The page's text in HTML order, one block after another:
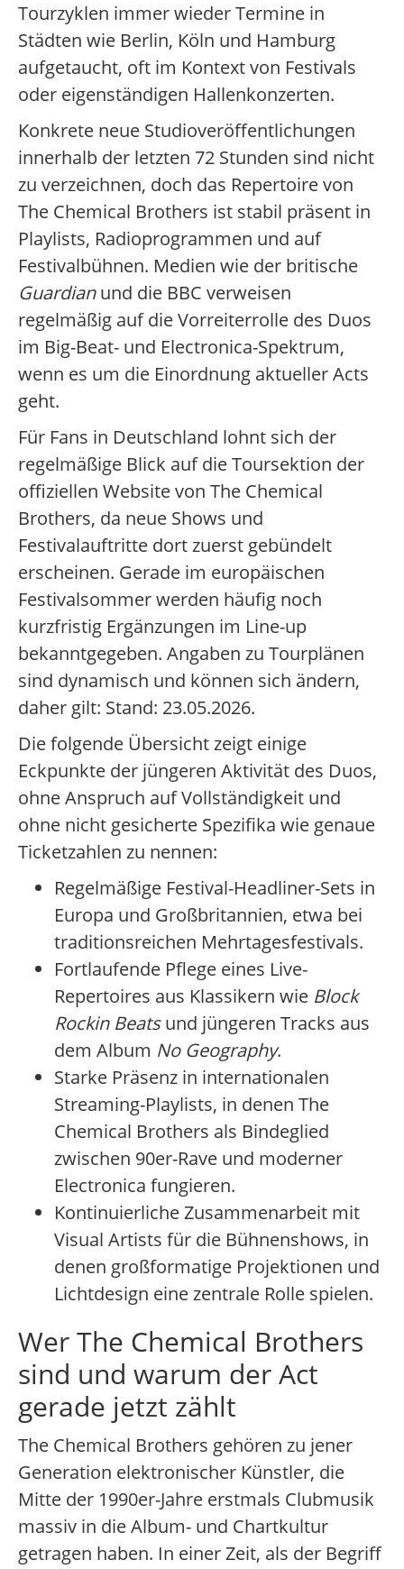
Tourzyklen immer wieder Termine in
Städten wie Berlin, Köln und Hamburg
aufgetaucht, oft im Kontext von Festivals
oder eigenständigen Hallenkonzerten.
Konkrete neue Studioveröffentlichungen
innerhalb der letzten 72 Stunden sind nicht
zu verzeichnen, doch das Repertoire von
The Chemical Brothers ist stabil präsent in
Playlists, Radioprogrammen und auf
Festivalbühnen. Medien wie der britische
Guardianund die BBC verweisen
regelmäßig auf die Vorreiterrolle des Duos
im Big-Beat- und Electronica-Spektrum,
wenn es um die Einordnung aktueller Acts
geht.
Für Fans in Deutschland lohnt sich der
regelmäßige Blick auf die Toursektion der
offiziellen Website von The Chemical
Brothers, da neue Shows und
Festivalauftritte dort zuerst gebündelt
erscheinen. Gerade im europäischen
Festivalsommer werden häufig noch
kurzfristig Ergänzungen im Line-up
bekanntgegeben. Angaben zu Tourplänen
sind dynamisch und können sich ändern,
daher gilt: Stand: 23.05.2026.
Die folgende Übersicht zeigt einige
Eckpunkte der jüngeren Aktivität des Duos,
ohne Anspruch auf Vollständigkeit und
ohne nicht gesicherte Spezifika wie genaue
Ticketzahlen zu nennen:
Regelmäßige Festival-Headliner-Sets in
Europa und Großbritannien, etwa bei
traditionsreichen Mehrtagesfestivals.
Fortlaufende Pflege eines Live-
Repertoires aus Klassikern wie Block
Rockin Beatsund jüngeren Tracks aus
dem Album No Geography.
Starke Präsenz in internationalen
Streaming-Playlists, in denen The
Chemical Brothers als Bindeglied
zwischen 90er-Rave und moderner
Electronica fungieren.
Kontinuierliche Zusammenarbeit mit
Visual Artists für die Bühnenshows, in
denen großformatige Projektionen und
Lichtdesign eine zentrale Rolle spielen.
Wer The Chemical Brothers
sind und warum der Act
gerade jetzt zählt
The Chemical Brothers gehören zu jener
Generation elektronischer Künstler, die
Mitte der 1990er-Jahre erstmals Clubmusik
massiv in die Album- und Chartkultur
getragen haben. In einer Zeit, als der Begriff